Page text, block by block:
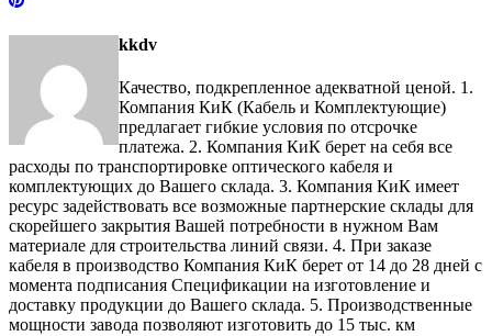
kkdv
Качество, подкрепленное адекватной ценой. 1.
Компания КиК (Кабель и Комплектующие)
предлагает гибкие условия по отсрочке
платежа. 2. Компания КиК берет на себя все
расходы по транспортировке оптического кабеля и
комплектующих до Вашего склада. 3. Компания КиК имеет
ресурс задействовать все возможные партнерские склады для
скорейшего закрытия Вашей потребности в нужном Вам
материале для строительства линий связи. 4. При заказе
кабеля в производство Компания КиК берет от 14 до 28 дней с
момента подписания Спецификации на изготовление и
доставку продукции до Вашего склада. 5. Производственные
мощности завода позволяют изготовить до 15 тыс. км